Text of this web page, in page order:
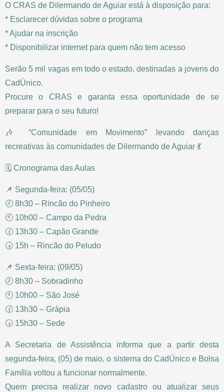
O CRAS de Dilermando de Aguiar está à disposição para:
* Esclarecer dúvidas sobre o programa
* Ajudar na inscrição
* Disponibilizar internet para quem não tem acesso
Serão 5 mil vagas em todo o estado, destinadas a jovens do
CadÚnico.
Procure o CRAS e garanta essa oportunidade de se
preparar para o seu futuro!
🎶 “Comunidade em Movimento” levando danças
recreativas às comunidades de Dilermando de Aguiar 💃
🗓️ Cronograma das Aulas
📌 Segunda-feira: (05/05)
🕗 8h30 – Rincão do Pinheiro
🕙 10h00 – Campo da Pedra
🕜 13h30 – Capão Grande
🕟 15h – Rincão do Peludo
📌 Sexta-feira: (09/05)
🕗 8h30 – Sobradinho
🕙 10h00 – São José
🕜 13h30 – Grápia
🕟 15h30 – Sede
A Secretaria de Assistência informa que a partir desta
segunda-feira, (05) de maio, o sistema do CadÚnico e Bolsa
Família voltou a funcionar normalmente.
Quem precisa realizar novo cadastro ou atualizar seus